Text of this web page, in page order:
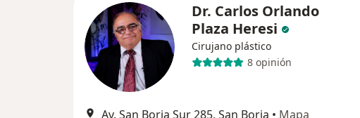
Dr. Carlos Orlando
Plaza Heresi
Cirujano plástico
8 opinión
Av. San Borja Sur 285, San Borja • Mapa